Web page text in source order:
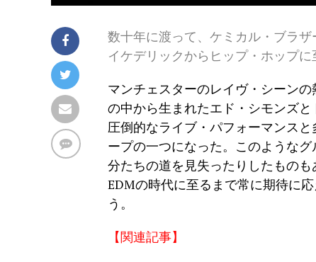
数十年に渡って、ケミカル・ブラ
イケデリックからヒップ・ホップに
マンチェスターのレイヴ・シーン
の中から生まれたエド・シモンズ
圧倒的なライブ・パフォーマンス
ープの一つになった。このような
分たちの道を見失ったりしたもの
EDMの時代に至るまで常に期待に
う。
【関連記事】